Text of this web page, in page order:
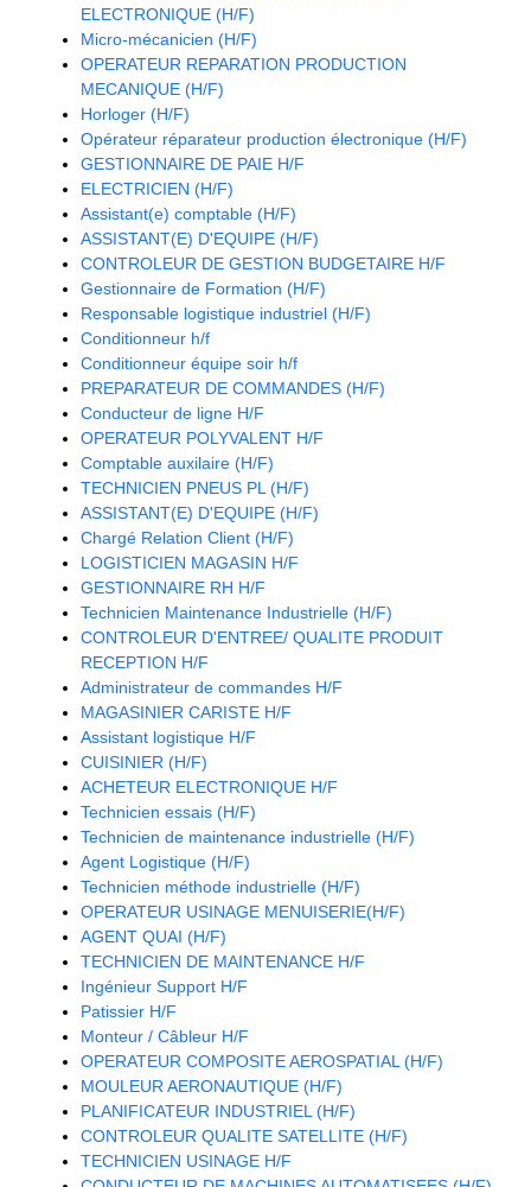
ELECTRONIQUE (H/F)
Micro-mécanicien (H/F)
OPERATEUR REPARATION PRODUCTION
MECANIQUE (H/F)
Horloger (H/F)
Opérateur réparateur production électronique (H/F)
GESTIONNAIRE DE PAIE H/F
ELECTRICIEN (H/F)
Assistant(e) comptable (H/F)
ASSISTANT(E) D'EQUIPE (H/F)
CONTROLEUR DE GESTION BUDGETAIRE H/F
Gestionnaire de Formation (H/F)
Responsable logistique industriel (H/F)
Conditionneur h/f
Conditionneur équipe soir h/f
PREPARATEUR DE COMMANDES (H/F)
Conducteur de ligne H/F
OPERATEUR POLYVALENT H/F
Comptable auxilaire (H/F)
TECHNICIEN PNEUS PL (H/F)
ASSISTANT(E) D'EQUIPE (H/F)
Chargé Relation Client (H/F)
LOGISTICIEN MAGASIN H/F
GESTIONNAIRE RH H/F
Technicien Maintenance Industrielle (H/F)
CONTROLEUR D'ENTREE/ QUALITE PRODUIT
RECEPTION H/F
Administrateur de commandes H/F
MAGASINIER CARISTE H/F
Assistant logistique H/F
CUISINIER (H/F)
ACHETEUR ELECTRONIQUE H/F
Technicien essais (H/F)
Technicien de maintenance industrielle (H/F)
Agent Logistique (H/F)
Technicien méthode industrielle (H/F)
OPERATEUR USINAGE MENUISERIE(H/F)
AGENT QUAI (H/F)
TECHNICIEN DE MAINTENANCE H/F
Ingénieur Support H/F
Patissier H/F
Monteur / Câbleur H/F
OPERATEUR COMPOSITE AEROSPATIAL (H/F)
MOULEUR AERONAUTIQUE (H/F)
PLANIFICATEUR INDUSTRIEL (H/F)
CONTROLEUR QUALITE SATELLITE (H/F)
TECHNICIEN USINAGE H/F